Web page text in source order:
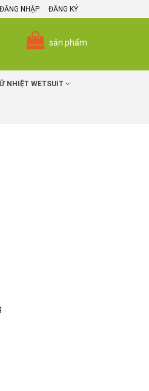
ĐĂNG NHẬP ĐĂNG KÝ
sản phẩm
NHIỆT WETSUIT